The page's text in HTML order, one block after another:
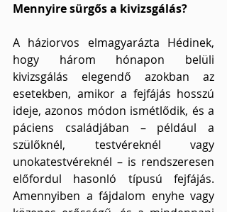
Mennyire sürgős a kivizsgálás?
A háziorvos elmagyarázta Hédinek,
hogy három hónapon belüli
kivizsgálás elegendő azokban az
esetekben, amikor a fejfájás hosszú
ideje, azonos módon ismétlődik, és a
páciens családjában – például a
szülőknél, testvéreknél vagy
unokatestvéreknél – is rendszeresen
előfordul hasonló típusú fejfájás.
Amennyiben a fájdalom enyhe vagy